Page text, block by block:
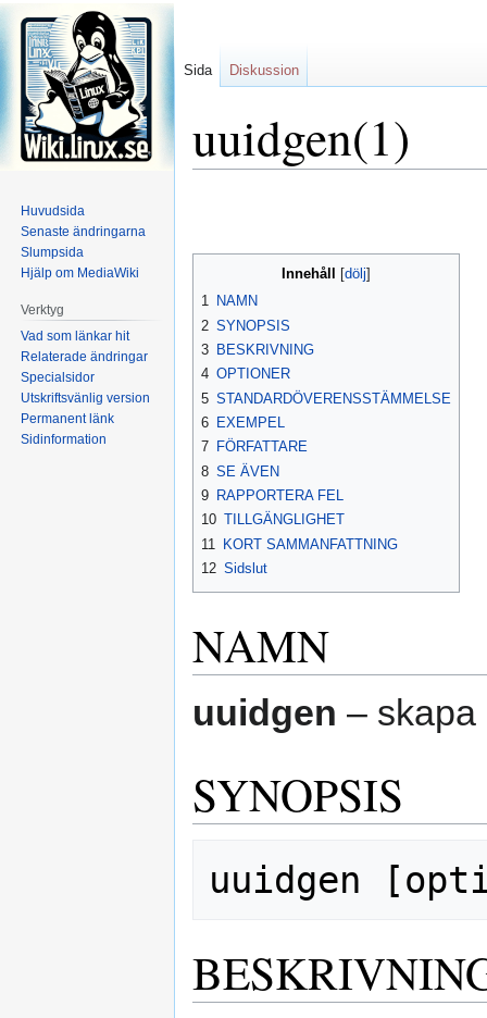
uuidgen(1)
Innehåll
1 NAMN
2 SYNOPSIS
3 BESKRIVNING
4 OPTIONER
5 STANDARDÖVERENSSTÄMMELSE
6 EXEMPEL
7 FÖRFATTARE
8 SE ÄVEN
9 RAPPORTERA FEL
10 TILLGÄNGLIGHET
11
KORT SAMMANFATTNING
12 Sidslut
NAMN
uuidgen – skapa
SYNOPSIS
Sida Diskussion
Huvudsida
Senaste ändringarna
Slumpsida
Hjälp om MediaWiki
Verktyg
Vad som länkar hit
Relaterade ändringar
Specialsidor
Utskriftsvänlig version
Permanent länk
Sidinformation